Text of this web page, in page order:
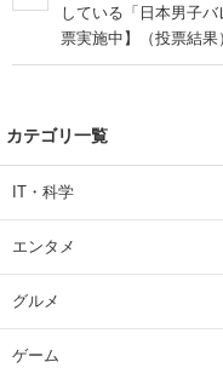
している「日本男子
票実施中】（投票結
カテゴリ一覧
IT・科学
エンタメ
グルメ
ゲーム